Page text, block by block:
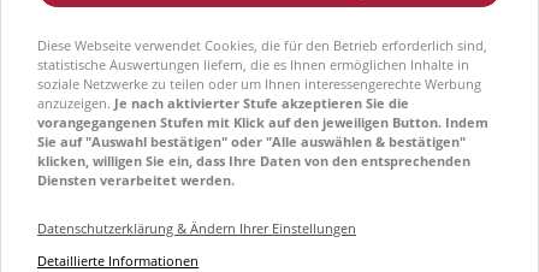
Diese Webseite verwendet Cookies, die für den Betrieb erforderlich sind,
statistische Auswertungen liefern, die es Ihnen ermöglichen Inhalte in
soziale Netzwerke zu teilen oder um Ihnen interessengerechte Werbung
anzuzeigen. Je nach aktivierter Stufe akzeptieren Sie die
vorangegangenen Stufen mit Klick auf den jeweiligen Button. Indem
Sie auf "Auswahl bestätigen" oder "Alle auswählen & bestätigen"
klicken, willigen Sie ein, dass Ihre Daten von den entsprechenden
Diensten verarbeitet werden.
Datenschutzerklärung & Ändern Ihrer Einstellungen
Detaillierte Informationen